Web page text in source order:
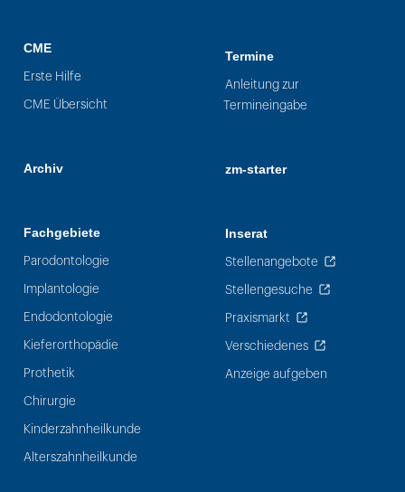
CME
Erste Hilfe
CME Übersicht
Archiv
Fachgebiete
Parodontologie
Implantologie
Endodontologie
Kieferorthopädie
Prothetik
Chirurgie
Kinderzahnheilkunde
Alterszahnheilkunde
Termine
Anleitung zur
Termineingabe
zm-starter
Inserat
Stellenangebote
Stellengesuche
Praxismarkt
Verschiedenes
Anzeige aufgeben